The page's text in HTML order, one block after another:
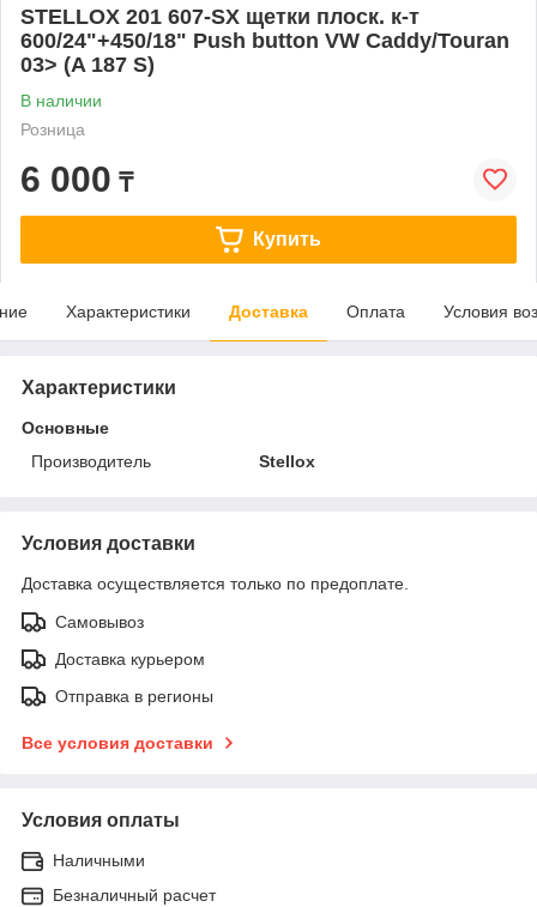
STELLOX 201 607-SX щетки плоск. к-т
600/24"+450/18" Push button VW Caddy/Touran
03> (A 187 S)
В наличии
Розница
6 000 ₸
Купить
Характеристики Доставка Оплата Условия
Характеристики
Основные
Производитель
Stellox
Условия доставки
Доставка осуществляется только по предоплате.
Самовывоз
Доставка курьером
Отправка в регионы
Все условия доставки
Условия оплаты
Наличными
Безналичный расчет